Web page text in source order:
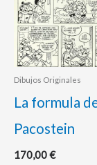
Dibujos Originales
La formula
Pacostein
170,00€